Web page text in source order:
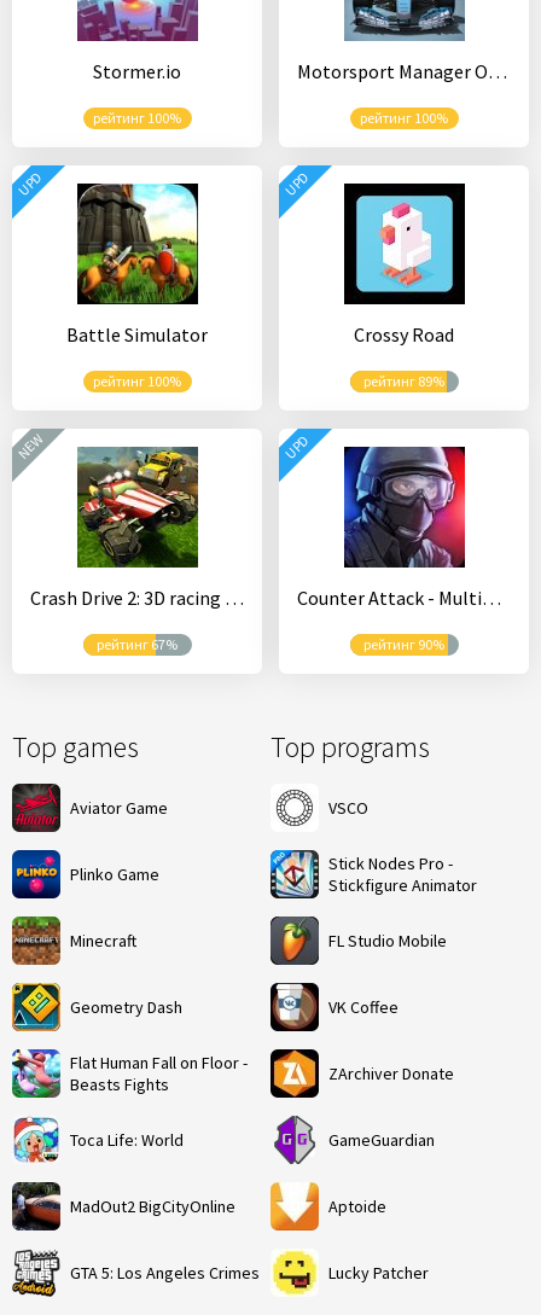
Top games
Aviator Game
Plinko Game
Minecraft
Geometry Dash
Flat Human Fall on Floor -
Beasts Fights
Toca Life: World
MadOut2 BigCityOnline
GTA 5: Los Angeles Crimes
Top programs
VSCO
Stick Nodes Pro -
Stickfigure Animator
FL Studio Mobile
VK Coffee
ZArchiver Donate
GameGuardian
Aptoide
Lucky Patcher
Stormer.io
рейтинг 100%
Motorsport Manager Online
рейтинг 100%
Battle Simulator
рейтинг 100%
UPD
Crossy Road
рейтинг 89%
UPD
Crash Drive 2: 3D racing cars
рейтинг 67%
NEW
Counter Attack - Multiplayer FPS
рейтинг 90%
UPD